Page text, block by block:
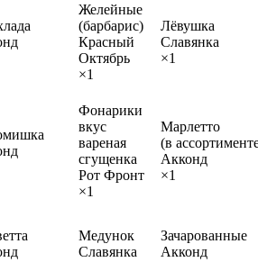
Желейные
(барбарис)
Красный
Октябрь
×1
Лёвушка
Славянка
×1
Фонарики
вкус
вареная
сгущенка
Рот Фронт
×1
Марлетто
(в
Акконд
×1
Медунок
Славянка
Зачарованные
Акконд